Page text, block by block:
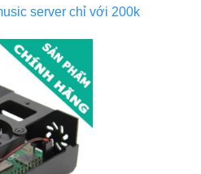
server chỉ với 200k